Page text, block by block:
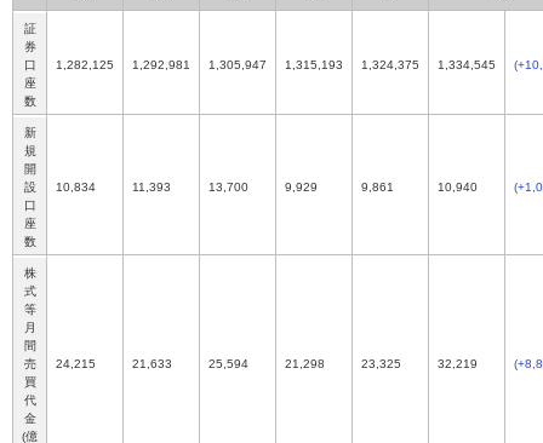
証
券
口
座
数
1,282,125 1,292,981 1,305,947 1,315,193 1,324,375 1,334,545
新
規
開
設
口
座
数
10,834 11,393 13,700 9,929 9,861 10,940
株
式
等
月
間
売
買
代
金
(億
24,215 21,633 25,594 21,298 23,325 32,219